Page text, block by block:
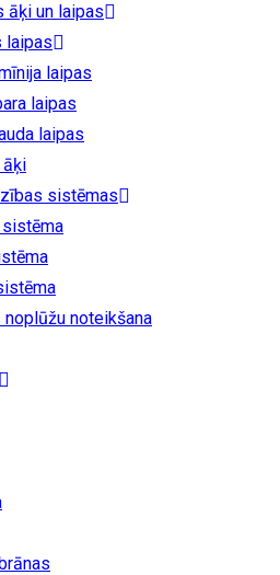
āķi un laipas
laipas
laipas
laipas
laipas
āķi
sistēmas
noteikšana